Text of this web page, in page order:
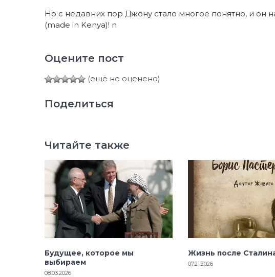
Но с недавних пор Джону стало многое понятно, и он
(made in Kenya)! n
Оцените пост
(ещё не оценено)
Поделиться
Читайте также
Будущее, которое мы
выбираем
08.03.2026
Жизнь после
07.21.2026